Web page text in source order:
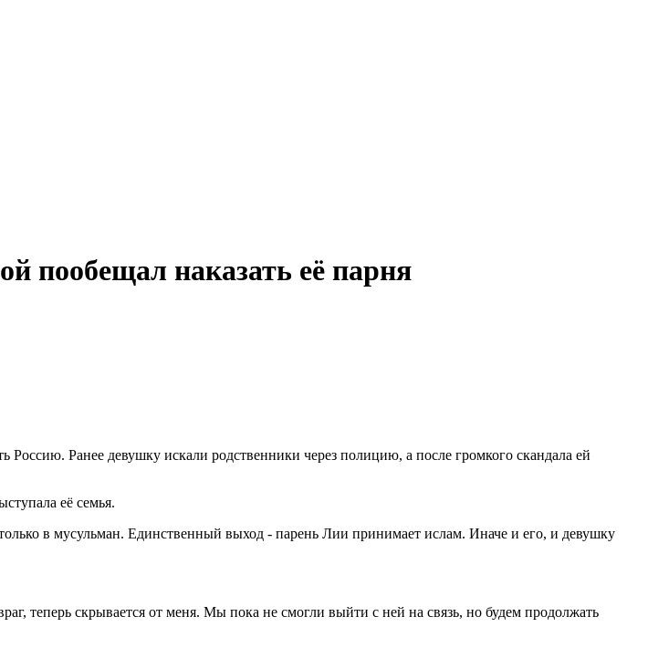
пообещал наказать её парня
Россию. Ранее девушку искали родственники через полицию, а после громкого скандала ей
её семья.
в мусульман. Единственный выход - парень Лии принимает ислам. Иначе и его, и девушку
теперь скрывается от меня. Мы пока не смогли выйти с ней на связь, но будем продолжать